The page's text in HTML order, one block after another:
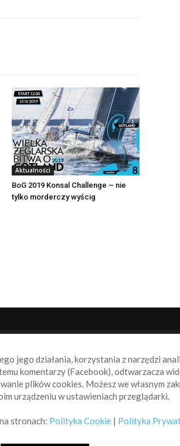
Aktualności
BoG 2019 Konsal Challenge – nie
tylko morderczy wyścig
którzy szukają aktualnych
świata motorowodniactwa i
jego działania, korzystania z narzędzi
komentarzy (Facebook), odtwarzacza
plików cookies. Możesz we własnym
urządzeniu w ustawieniach przeglądarki.
stronach: Polityka Cookie| Polityka